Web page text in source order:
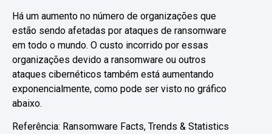
Há um aumento no número de organizações que
estão sendo afetadas por ataques de ransomware
em todo o mundo. O custo incorrido por essas
organizações devido a ransomware ou outros
ataques cibernéticos também está aumentando
exponencialmente, como pode ser visto no gráfico
abaixo.
Referência: Ransomware Facts, Trends & Statistics